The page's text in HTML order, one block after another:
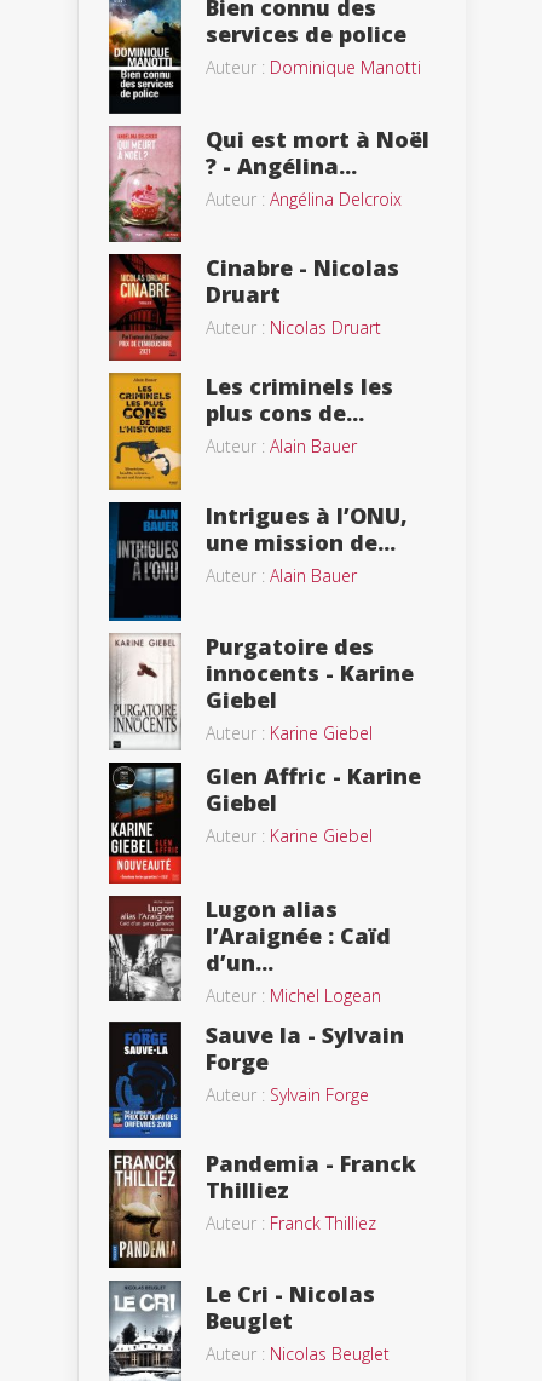
Bien connu des
services de police
Auteur : Dominique Manotti
Qui est mort à Noël
? - Angélina...
Auteur : Angélina Delcroix
Cinabre - Nicolas
Druart
Auteur : Nicolas Druart
Les criminels les
plus cons de...
Auteur : Alain Bauer
Intrigues à l’ONU,
une mission de...
Auteur : Alain Bauer
Purgatoire des
innocents - Karine
Giebel
Auteur : Karine Giebel
Glen Affric - Karine
Giebel
Auteur : Karine Giebel
Lugon alias
l’Araignée : Caïd
d’un...
Auteur : Michel Logean
Sauve la - Sylvain
Forge
Auteur : Sylvain Forge
Pandemia - Franck
Thilliez
Auteur : Franck Thilliez
Le Cri - Nicolas
Beuglet
Auteur : Nicolas Beuglet